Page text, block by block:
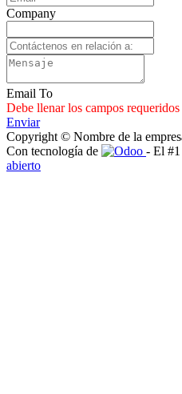
Company
Email To
Debe llenar los campos requeridos
Enviar
Copyright © Nombre de la
Con tecnología de
- El #1
abierto